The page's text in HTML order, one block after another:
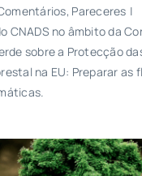
Pareceres
CNADS no âmbito da
sobre a Protecção
na EU: Preparar as